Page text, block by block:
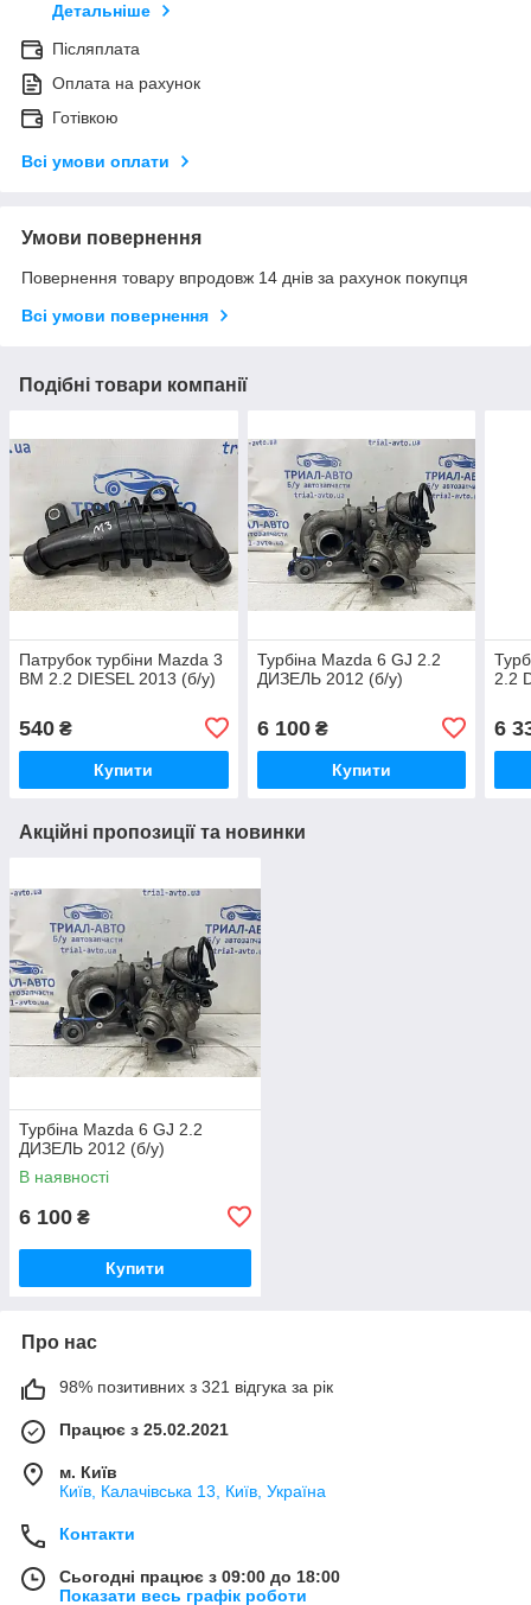
Детальніше
Післяплата
Оплата на рахунок
Готівкою
Всі умови оплати
Умови повернення
Повернення товару впродовж 14 днів за рахунок покупця
Всі умови повернення
Подібні товари компанії
Патрубок турбіни Mazda 3
BM 2.2 DIESEL 2013 (б/у)
540 ₴
Купити
Турбіна Mazda 6 GJ 2.2
ДИЗЕЛЬ 2012 (б/у)
6 100₴
Купити
2.2
6
Акційні пропозиції та новинки
Турбіна Mazda 6 GJ 2.2
ДИЗЕЛЬ 2012 (б/у)
В наявності
6 100 ₴
Купити
Про нас
98% позитивних з 321 відгука за рік
Працює з 25.02.2021
м. Київ
Київ, Калачівська 13, Київ, Україна
Контакти
Сьогодні працює з 09:00 до 18:00
Показати весь графік роботи